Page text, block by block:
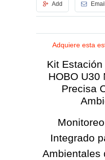
Add Email
Adquiere esta
Kit
HOBO U30
Precisa
Integrado
Ambientales